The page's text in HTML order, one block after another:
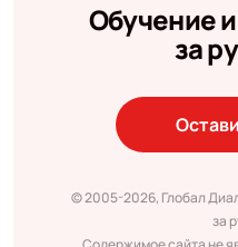
Обучение
за
© 2005-2026, Глобал
за